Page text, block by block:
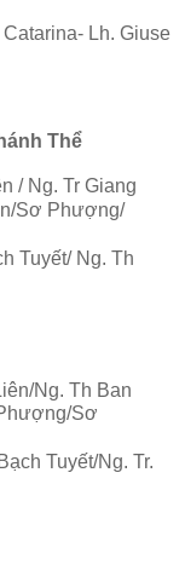
Lh. Giuse
Thể
/ Ng. Tr Giang
Sơ Phượng/
Ng. Th
Ng. Th Ban
Sơ
Tuyết/Ng. Tr.